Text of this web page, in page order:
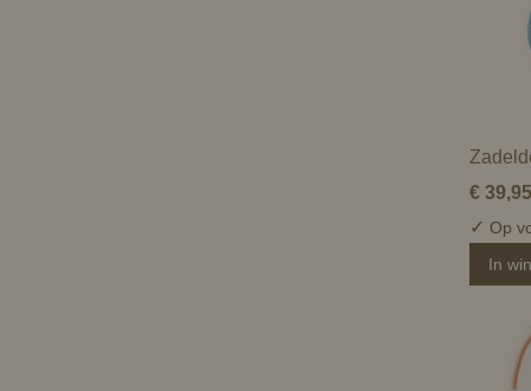
€ 39,95
✓ Op
In